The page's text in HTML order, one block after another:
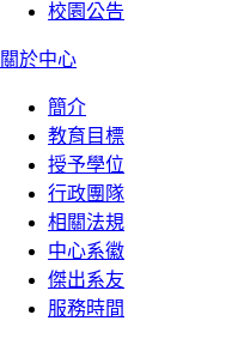
校園公告
關於中心
簡介
教育目標
授予學位
行政團隊
相關法規
中心系徽
傑出系友
服務時間